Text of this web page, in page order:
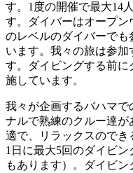
す。1度の開催で最大14
す。ダイバーはオープ
のレベルのダイバーで
います。我々の旅は参
す。ダイビングする前
施しています。
我々が企画するバハマで
ナルで熟練のクルー達
適で、リラックスのでき
1日に最大5回のダイビ
もあります）。ダイビ